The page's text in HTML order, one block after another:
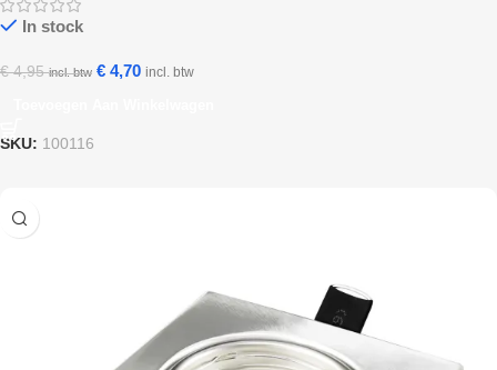
In stock
€4,95 incl. btw € 4,70 incl. btw
SKU: 100116